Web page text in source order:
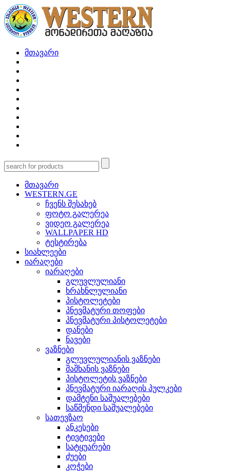
მთავარი
მთავარი
WESTERN.GE
ჩვენს შესახებ
ფოტო გალერეა
ვიდეო გალერეა
WALLPAPER HD
ტესტირება
სიახლეები
იარაღები
იარაღები
გლუვლულიანი
ხრახნლულიანი
პისტოლეტები
პნევმატური თოფები
პნევმატური პისტოლეტები
დანები
ნავები
ვაზნები
გლუვლულიანის ვაზნები
შაშხანის ვაზნები
პისტოლეტის ვაზნები
პნევმატური იარაღის პულკები
დამტენი საშუალებები
საწმენდი საშუალებები
სათევზაო
ანკესები
ტივტივები
სატყუარები
ძუები
კოჭები